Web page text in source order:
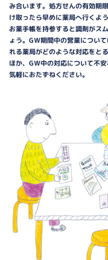
み合います。処方せんの有効期
け取ったら早めに薬局へ行くよ
お薬手帳を持参すると調剤がス
ょう。GＷ期間中の営業につい
れる薬局がどのような対応をと
ほか、GＷ中の対応について不
気軽におたずねください。